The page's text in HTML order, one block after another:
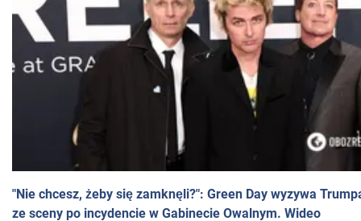
"Nie chcesz, żeby się zamknęli?": Green Day wyzywa
ze sceny po incydencie w Gabinecie Owalnym. Wideo